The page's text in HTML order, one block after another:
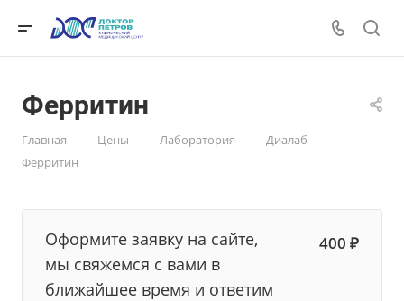
Ферритин
Главная — Цены — Лаборатория — Диалаб —
Ферритин
Оформите заявку на сайте,
мы свяжемся с вами в
ближайшее время и ответим
400 ₽